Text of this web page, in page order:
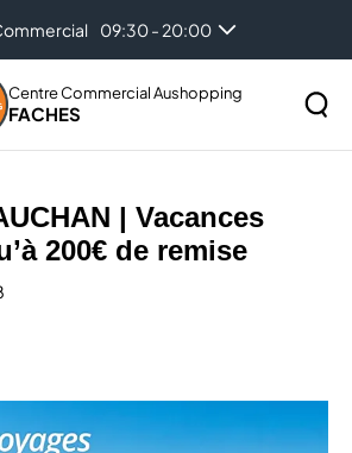
09:30 - 20:00
Centre Commercial Aushopping
FACHES
et nouveautés dans votre centre
| Vacances
200€ de remise